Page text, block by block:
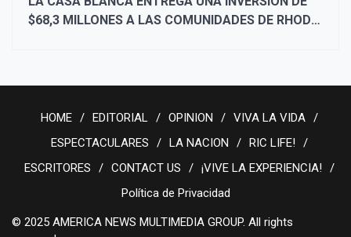
$68,3 MILLONES A LAS COMUNIDADES DE RHODE
HOME EDITORIAL OPINION
VIVA LA VIDA
ESPECTACULARES
LA NACION
RIC LIFE!
ESCRITORES
CONTACT US
¡VIVE LA EXPERIENCIA!
Política de Privacidad
© 2025 AMERICA NEWS MULTIMEDIA GROUP. All rights